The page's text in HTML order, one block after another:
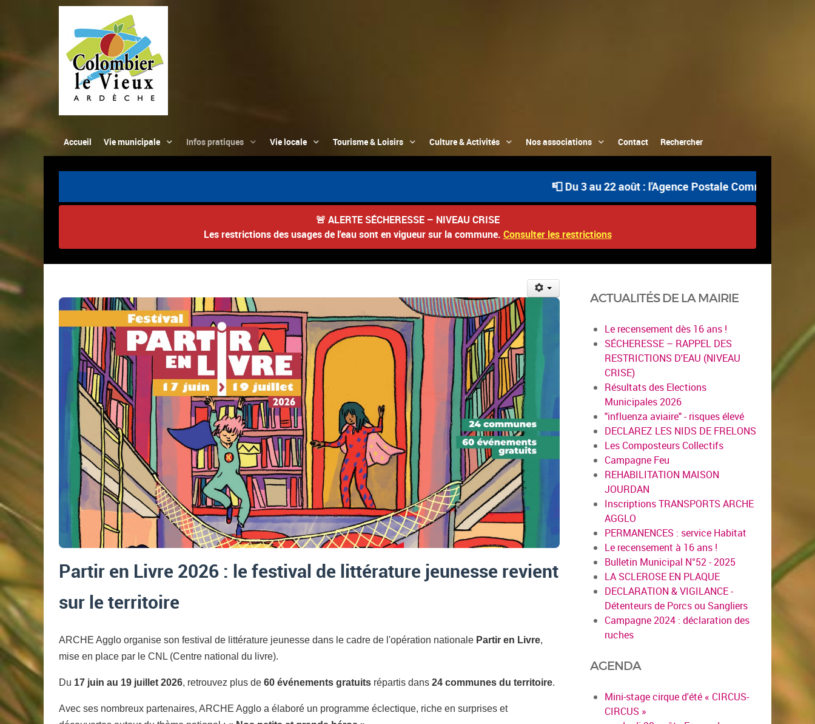
Accueil Vie municipale Infos pratiques Vie locale Tourisme & Loisirs Culture & Activités Nos associations Contact Rechercher
📮 Du 3 au 22 août : l'Agence Postale Communale est
🚨 ALERTE SÉCHERESSE – NIVEAU CRISE
Les restrictions des usages de l'eau sont en vigueur sur la commune. Consulter les restrictions
Partir en Livre 2026 : le festival de littérature jeunesse revient
sur le territoire
ARCHE Agglo organise son festival de littérature jeunesse dans le cadre de l'opération nationale Partir en Livre,
mise en place par le CNL (Centre national du livre).
Du 17 juin au 19 juillet 2026, retrouvez plus de 60 événements gratuits répartis dans 24 communes du territoire.
Avec ses nombreux partenaires, ARCHE Agglo a élaboré un programme éclectique, riche en surprises et
ACTUALITÉS DE LA MAIRIE
Le recensement dès 16 ans !
SÉCHERESSE – RAPPEL DES
RESTRICTIONS D'EAU (NIVEAU
CRISE)
Résultats des Elections
Municipales 2026
"influenza aviaire" - risques élevé
DECLAREZ LES NIDS DE FRELONS
Les Composteurs Collectifs
Campagne Feu
REHABILITATION MAISON
JOURDAN
Inscriptions TRANSPORTS ARCHE
AGGLO
PERMANENCES : service Habitat
Le recensement à 16 ans !
Bulletin Municipal N°52 - 2025
LA SCLEROSE EN PLAQUE
DECLARATION & VIGILANCE -
Détenteurs de Porcs ou Sangliers
Campagne 2024 : déclaration des
ruches
AGENDA
Mini-stage cirque d'été « CIRCUS-
CIRCUS »